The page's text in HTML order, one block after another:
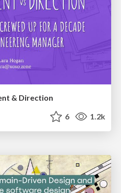
& Direction
6 1.2k